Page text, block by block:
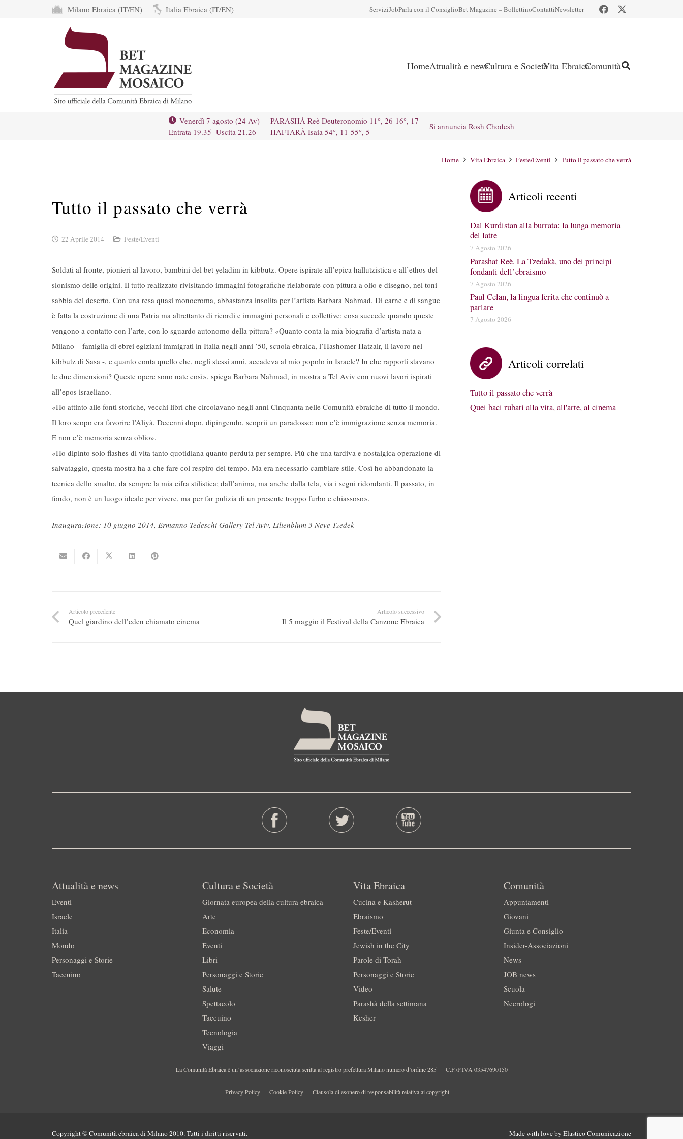
Milano Ebraica (IT/EN) Italia Ebraica (IT/EN) ServiziJobParla con il ConsiglioBet Magazine – BollettinoContattiNewsletter
HomeAttualità e newsCultura e SocietàVita EbraicaComunità
Venerdì 7 agosto (24 Av)
Entrata 19.35- Uscita 21.26
PARASHÀ Reè Deuteronomio 11°, 26-16°, 17
HAFTARÀ Isaia 54°, 11-55°, 5
Si annuncia Rosh Chodesh
Home Vita Ebraica Feste/Eventi Tutto il passato che verrà
Tutto il passato che verrà
22 Aprile 2014 Feste/Eventi
Soldati al fronte, pionieri al lavoro, bambini del bet yeladim in kibbutz. Opere ispirate all’epica hallutzistica e all’ethos del
sionismo delle origini. Il tutto realizzato rivisitando immagini fotografiche rielaborate con pittura a olio e disegno, nei toni
sabbia del deserto. Con una resa quasi monocroma, abbastanza insolita per l’artista Barbara Nahmad. Di carne e di sangue
è fatta la costruzione di una Patria ma altrettanto di ricordi e immagini personali e collettive: cosa succede quando queste
vengono a contatto con l’arte, con lo sguardo autonomo della pittura? «Quanto conta la mia biografia d’artista nata a
Milano – famiglia di ebrei egiziani immigrati in Italia negli anni ’50, scuola ebraica, l’Hashomer Hatzair, il lavoro nel
kibbutz di Sasa -, e quanto conta quello che, negli stessi anni, accadeva al mio popolo in Israele? In che rapporti stavano
le due dimensioni? Queste opere sono nate così», spiega Barbara Nahmad, in mostra a Tel Aviv con nuovi lavori ispirati
all’epos israeliano.
«Ho attinto alle fonti storiche, vecchi libri che circolavano negli anni Cinquanta nelle Comunità ebraiche di tutto il mondo.
Il loro scopo era favorire l’Aliyà. Decenni dopo, dipingendo, scoprii un paradosso: non c’è immigrazione senza memoria.
E non c’è memoria senza oblio».
«Ho dipinto solo flashes di vita tanto quotidiana quanto perduta per sempre. Più che una tardiva e nostalgica operazione di
salvataggio, questa mostra ha a che fare col respiro del tempo. Ma era necessario cambiare stile. Così ho abbandonato la
tecnica dello smalto, da sempre la mia cifra stilistica; dall’anima, ma anche dalla tela, via i segni ridondanti. Il passato, in
fondo, non è un luogo ideale per vivere, ma per far pulizia di un presente troppo furbo e chiassoso».
Inaugurazione: 10 giugno 2014, Ermanno Tedeschi Gallery Tel Aviv, Lilienblum 3 Neve Tzedek
Articolo precedente
Quel giardino dell’eden chiamato cinema
Articolo successivo
Il 5 maggio il Festival della Canzone Ebraica
Articoli recenti
Dal Kurdistan alla burrata: la lunga memoria
del latte
7 Agosto 2026
Parashat Reè. La Tzedakà, uno dei principi
fondanti dell’ebraismo
7 Agosto 2026
Paul Celan, la lingua ferita che continuò a
parlare
7 Agosto 2026
Articoli correlati
Tutto il passato che verrà
Quei baci rubati alla vita, all'arte, al cinema
Attualità e news
Eventi
Israele
Italia
Mondo
Personaggi e Storie
Taccuino
Cultura e Società
Giornata europea della cultura ebraica
Arte
Economia
Eventi
Libri
Personaggi e Storie
Salute
Spettacolo
Taccuino
Tecnologia
Viaggi
Vita Ebraica
Cucina e Kasherut
Ebraismo
Feste/Eventi
Jewish in the City
Parole di Torah
Personaggi e Storie
Video
Parashà della settimana
Kesher
Comunità
Appuntamenti
Giovani
Giunta e Consiglio
Insider-Associazioni
News
JOB news
Scuola
Necrologi
La Comunità Ebraica è un’associazione riconosciuta scritta al registro prefettura Milano numero d’ordine 285 C.F./P.IVA 03547690150
Privacy Policy Cookie Policy Clausola di esonero di responsabilità relativa ai copyright
Copyright © Comunità ebraica di Milano 2010. Tutti i diritti riservati. Made with love by Elastico Comunicazione